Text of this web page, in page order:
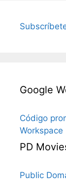
Google
Código
Workspace
PD
Public